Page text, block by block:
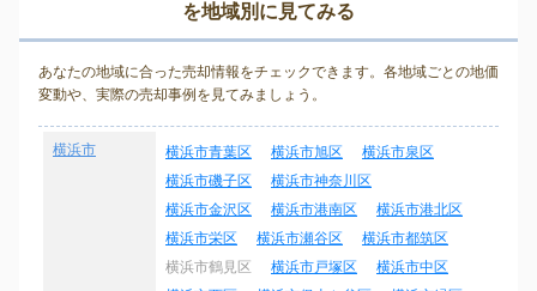
を地域別に見てみる
あなたの地域に合った売却情報をチェックできます。各地域ごとの地価
変動や、実際の売却事例を見てみましょう。
横浜市 横浜市青葉区 横浜市旭区
横浜市泉区
横浜市磯子区
横浜市神奈川区
横浜市金沢区
横浜市港南区
横浜市港北区
横浜市栄区
横浜市瀬谷区
横浜市都筑区
横浜市鶴見区
横浜市戸塚区
横浜市中区